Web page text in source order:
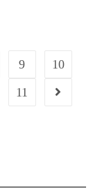
9
10
11